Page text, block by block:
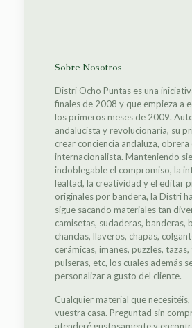
Sobre Nosotros
Distri Ocho Puntas es una
finales de 2008 y que empieza a
los primeros meses de 2009.
andalucista y revolucionaria, su
crear conciencia andaluza, obrera
internacionalista. Manteniendo
indoblegable el compromiso, la
lealtad, la creatividad y el editar
originales por bandera, la Distri
sigue sacando materiales tan
camisetas, sudaderas, banderas,
chanclas, llaveros, chapas,
cerámicas, imanes, puzzles, tazas,
pulseras, etc, los cuales además
personalizar a gusto del cliente.
Cualquier material que
vuestra casa. Preguntad sin